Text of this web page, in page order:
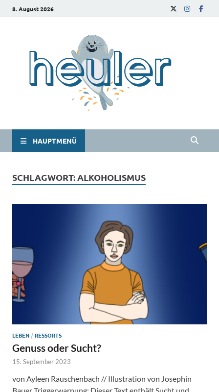
8. August 2026
HAUPTMENÜ
SCHLAGWORT:ALKOHOLISMUS
LEBEN /RESSORTS
Genuss oder Sucht?
15. September 2023
von Ayleen Rauschenbach // Illustration von Josephin
Bauer Triggerwarnung: Dieser Text enthält Sucht und